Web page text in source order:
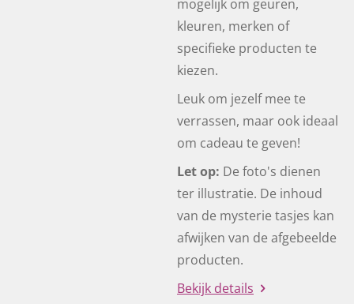
mogelijk om geuren,
kleuren, merken of
specifieke producten te
kiezen.
Leuk om jezelf mee te
verrassen, maar ook ideaal
om cadeau te geven!
Let op: De foto's dienen
ter illustratie. De inhoud
van de mysterie tasjes kan
afwijken van de afgebeelde
producten.
Bekijk details